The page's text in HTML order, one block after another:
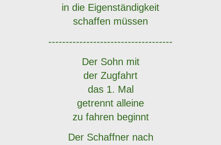
in die Eigenständigkeit
schaffen müssen
------------------------------------
Der Sohn mit
der Zugfahrt
das 1. Mal
getrennt alleine
zu fahren beginnt
Der Schaffner nach